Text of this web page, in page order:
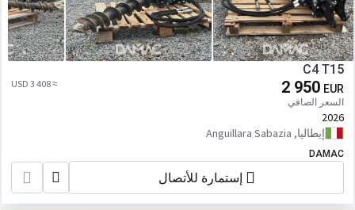
C4 T15
2 950 EUR
السعر الصافي
≈ 3 408 USD
2026
إيطاليا, Anguillara Sabazia
DAMAC
إستمارة للأتصال